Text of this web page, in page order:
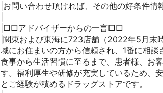
|お問い合わせ頂ければ、その他の好条件情
|□□アドバイザーからの一言□□
|関東および東海に723店舗（2022年5月末
域にお住まいの方から信頼され、1番に相談
食事から生活習慣に至るまで、患者様、お
す。福利厚生や研修が充実しているため、
とご経験が積めるドラッグストアです。